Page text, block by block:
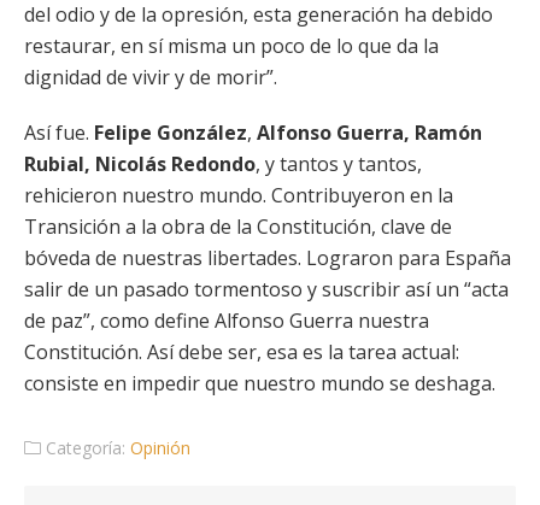
del odio y de la opresión, esta generación ha debido
restaurar, en sí misma un poco de lo que da la
dignidad de vivir y de morir”.
Así fue. Felipe González, Alfonso Guerra, Ramón
Rubial, Nicolás Redondo, y tantos y tantos,
rehicieron nuestro mundo. Contribuyeron en la
Transición a la obra de la Constitución, clave de
bóveda de nuestras libertades. Lograron para España
salir de un pasado tormentoso y suscribir así un “acta
de paz”, como define Alfonso Guerra nuestra
Constitución. Así debe ser, esa es la tarea actual:
consiste en impedir que nuestro mundo se deshaga.
Categoría: Opinión